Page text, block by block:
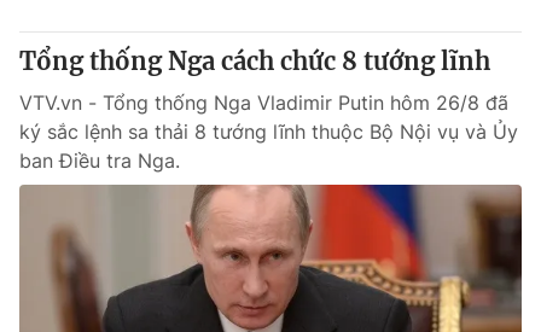
VTV9
Liên hệ tòa soạn English
THỜI BÁO VTV
Tổng thống Nga cách chức 8 tướng lĩnh
VTV.vn - Tổng thống Nga Vladimir Putin hôm 26/8 đã
ký sắc lệnh sa thải 8 tướng lĩnh thuộc Bộ Nội vụ và Ủy
ban Điều tra Nga.